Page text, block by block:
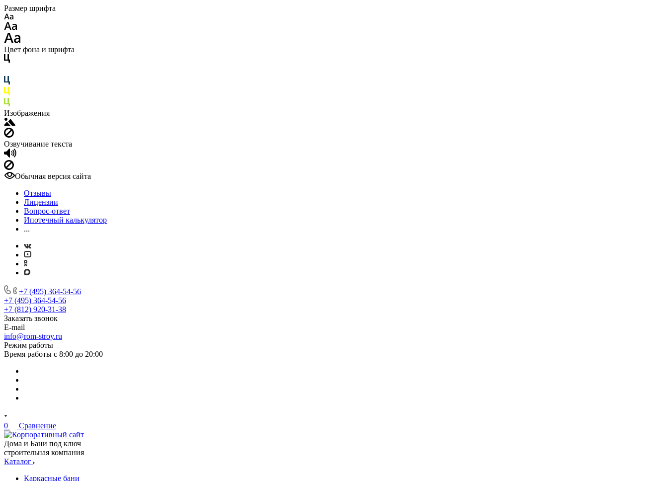
Размер шрифта
Цвет фона и шрифта
Изображения
Озвучивание текста
Обычная версия сайта
Отзывы
Лицензии
Вопрос-ответ
Ипотечный калькулятор
...
+7 (495) 364-54-56
+7 (495) 364-54-56
+7 (812) 920-31-38
Заказать звонок
E-mail
info@rom-stroy.ru
Режим работы
Время работы с 8:00 до 20:00
0 Сравнение
Дома и Бани под ключ
строительная компания
Каталог
Каркасные бани